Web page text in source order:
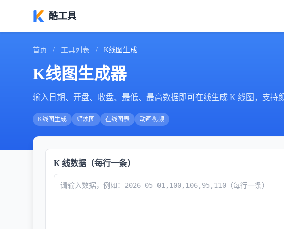
酷工具
首页 / 工具列表 / K线图生成
K线图生成器
输入日期、开盘、收盘、最低、最高数据即可在线生成 K 线图，支持
K线图生成 蜡烛图 在线图表 动画视频
K 线数据（每行一条）